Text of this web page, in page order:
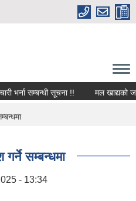
भर्ना सम्बन्धी सूचना !! मल खाद्यको
सम्बन्धमा
- 13:34